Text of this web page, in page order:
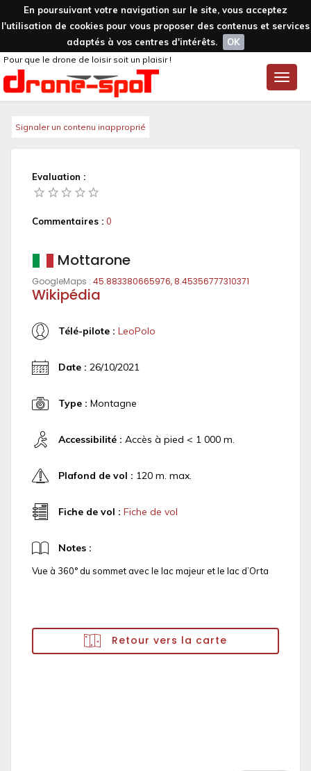
En poursuivant votre navigation sur le site, vous acceptez
l'utilisation de cookies pour vous proposer des contenus et services
adaptés à vos centres d'intérêts.
OK
Toggle
Pour que le drone de loisir soit un plaisir !
Signaler un contenu inapproprié
Evaluation :
Commentaires : 0
Mottarone
GoogleMaps : 45.883380665976, 8.45356777310371
Wikipédia
Télé-pilote : LeoPolo
Date : 26/10/2021
Type : Montagne
Accessibilité : Accès à pied < 1 000 m.
Plafond de vol : 120 m. max.
Fiche de vol : Fiche de vol
Notes :
Vue à 360° du sommet avec le lac majeur et le lac d’Orta
Retour vers la carte